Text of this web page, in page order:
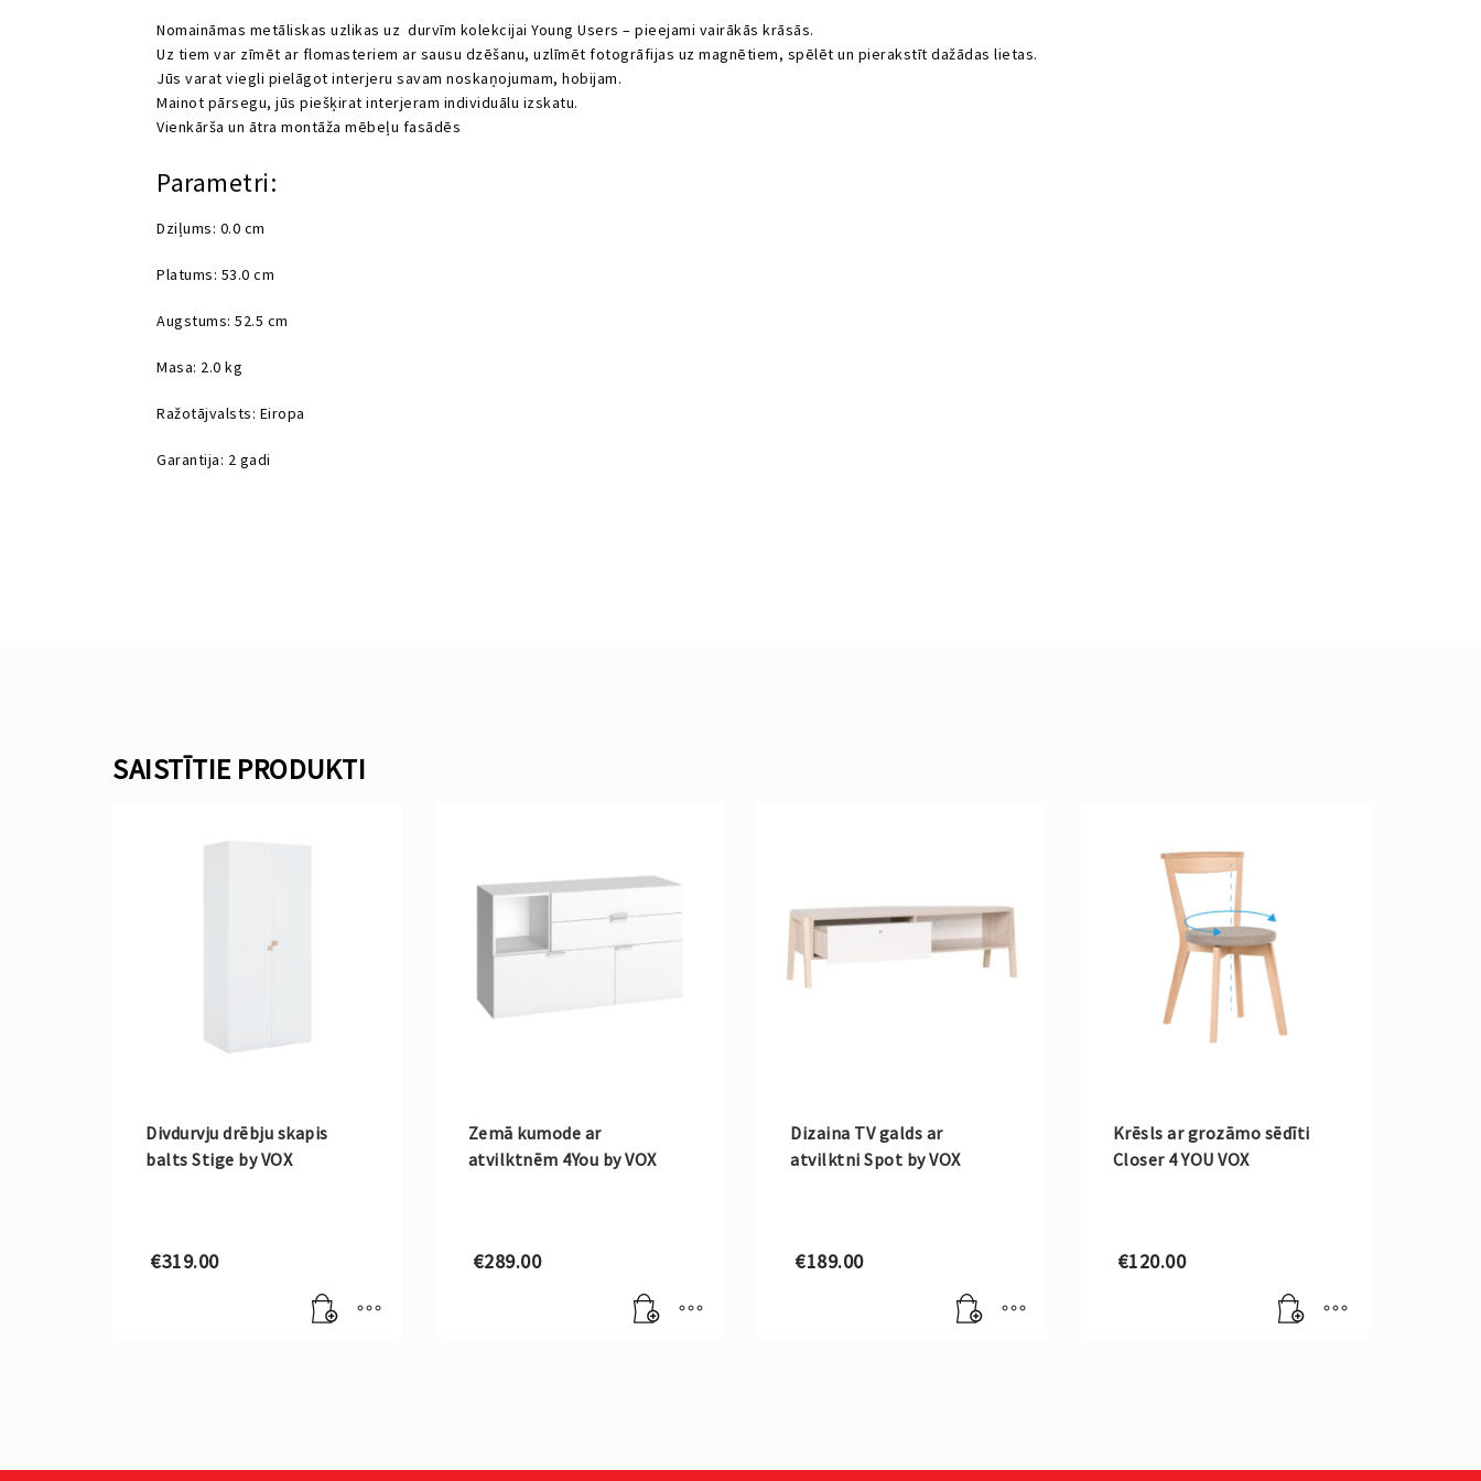
Nomaināmas metāliskas uzlikas uz durvīm kolekcijai Young Users – pieejami vairākās krāsās.
Uz tiem var zīmēt ar flomasteriem ar sausu dzēšanu, uzlīmēt fotogrāfijas uz magnētiem, spēlēt un pierakstīt dažādas lietas.
Jūs varat viegli pielāgot interjeru savam noskaņojumam, hobijam.
Mainot pārsegu, jūs piešķirat interjeram individuālu izskatu.
Vienkārša un ātra montāža mēbeļu fasādēs
Parametri:
Dziļums: 0.0 cm
Platums: 53.0 cm
Augstums: 52.5 cm
Masa: 2.0 kg
Ražotājvalsts: Eiropa
Garantija: 2 gadi
SAISTĪTIE PRODUKTI
Divdurvju drēbju skapis
balts Stige by VOX
€319.00
Zemā kumode ar
atvilktnēm 4You by VOX
€289.00
Dizaina TV galds ar
atvilktni Spot by VOX
€189.00
Krēsls ar grozāmo sēdīti
Closer 4 YOU VOX
€120.00